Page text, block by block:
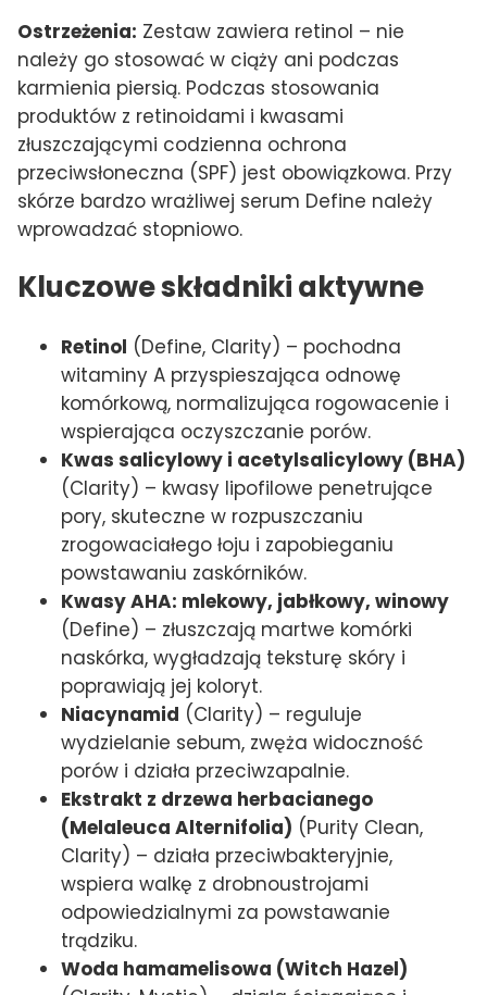
Ostrzeżenia: Zestaw zawiera retinol – nie
należy go stosować w ciąży ani podczas
karmienia piersią. Podczas stosowania
produktów z retinoidami i kwasami
złuszczającymi codzienna ochrona
przeciwsłoneczna (SPF) jest obowiązkowa. Przy
skórze bardzo wrażliwej serum Define należy
wprowadzać stopniowo.
Kluczowe składniki aktywne
Retinol (Define, Clarity) – pochodna
witaminy A przyspieszająca odnowę
komórkową, normalizująca rogowacenie i
wspierająca oczyszczanie porów.
Kwas salicylowy i acetylsalicylowy (BHA)
(Clarity) – kwasy lipofilowe penetrujące
pory, skuteczne w rozpuszczaniu
zrogowaciałego łoju i zapobieganiu
powstawaniu zaskórników.
Kwasy AHA: mlekowy, jabłkowy, winowy
(Define) – złuszczają martwe komórki
naskórka, wygładzają teksturę skóry i
poprawiają jej koloryt.
Niacynamid (Clarity) – reguluje
wydzielanie sebum, zwęża widoczność
porów i działa przeciwzapalnie.
Ekstrakt z drzewa herbacianego
(Melaleuca Alternifolia) (Purity Clean,
Clarity) – działa przeciwbakteryjnie,
wspiera walkę z drobnoustrojami
odpowiedzialnymi za powstawanie
trądziku.
Woda hamamelisowa (Witch Hazel)